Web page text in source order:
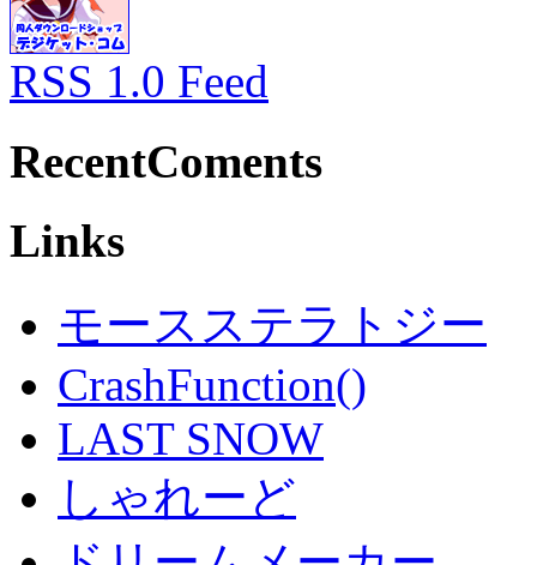
RSS 1.0 Feed
RecentComents
Links
モースステラトジー
CrashFunction()
LAST SNOW
しゃれーど